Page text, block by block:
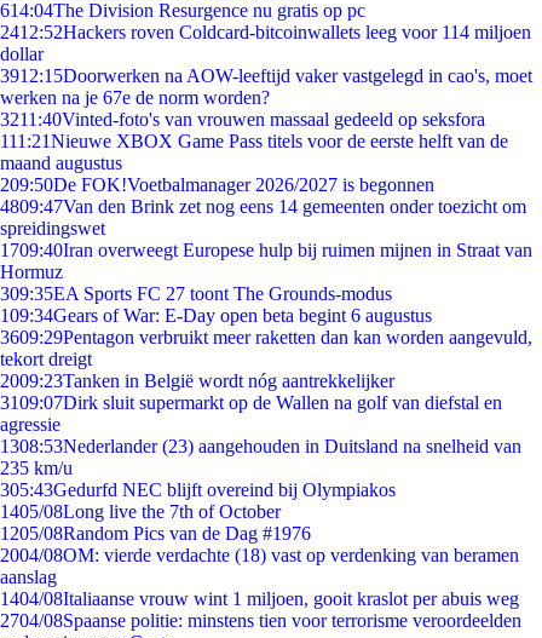
614:04The Division Resurgence nu gratis op pc
2412:52Hackers roven Coldcard-bitcoinwallets leeg voor 114 miljoen
dollar
3912:15Doorwerken na AOW-leeftijd vaker vastgelegd in cao's, moet
werken na je 67e de norm worden?
3211:40Vinted-foto's van vrouwen massaal gedeeld op seksfora
111:21Nieuwe XBOX Game Pass titels voor de eerste helft van de
maand augustus
209:50De FOK!Voetbalmanager 2026/2027 is begonnen
4809:47Van den Brink zet nog eens 14 gemeenten onder toezicht om
spreidingswet
1709:40Iran overweegt Europese hulp bij ruimen mijnen in Straat van
Hormuz
309:35EA Sports FC 27 toont The Grounds-modus
109:34Gears of War: E-Day open beta begint 6 augustus
3609:29Pentagon verbruikt meer raketten dan kan worden aangevuld,
tekort dreigt
2009:23Tanken in België wordt nóg aantrekkelijker
3109:07Dirk sluit supermarkt op de Wallen na golf van diefstal en
agressie
1308:53Nederlander (23) aangehouden in Duitsland na snelheid van
235 km/u
305:43Gedurfd NEC blijft overeind bij Olympiakos
1405/08Long live the 7th of October
1205/08Random Pics van de Dag #1976
2004/08OM: vierde verdachte (18) vast op verdenking van beramen
aanslag
1404/08Italiaanse vrouw wint 1 miljoen, gooit kraslot per abuis weg
2704/08Spaanse politie: minstens tien voor terrorisme veroordeelden